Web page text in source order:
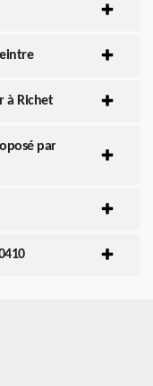
à Richet
par